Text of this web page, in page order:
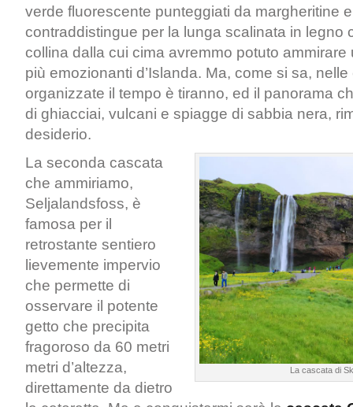
verde fluorescente punteggiati da margheritine
contraddistingue per la lunga scalinata in legno
collina dalla cui cima avremmo potuto ammirare
più emozionanti d’Islanda. Ma, come si sa,
organizzate il tempo è tiranno, ed il panorama
di ghiacciai, vulcani e spiagge di sabbia nera,
desiderio.
La cascata di
La seconda cascata
che ammiriamo,
Seljalandsfoss, è
famosa per il
retrostante sentiero
lievemente impervio
che permette di
osservare il potente
getto che precipita
fragoroso da 60 metri
metri d’altezza,
direttamente da dietro